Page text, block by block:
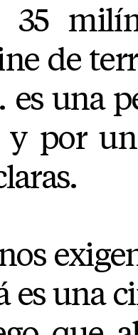
35
de
una
y por
es una